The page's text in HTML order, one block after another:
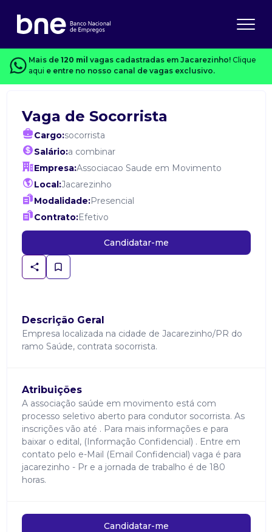
Mais de 120 mil vagas cadastradas em Jacarezinho! Clique
aqui e entre no nosso canal de vagas exclusivo.
Vaga de Socorrista
Cargo:socorrista
Salário:a combinar
Empresa:Associacao Saude em Movimento
Local:Jacarezinho
Modalidade:Presencial
Contrato:Efetivo
Candidatar-me
Descrição Geral
Empresa localizada na cidade de Jacarezinho/PR do
ramo Saúde, contrata socorrista.
Atribuições
A associação saúde em movimento está com
processo seletivo aberto para condutor socorrista. As
inscrições vão até . Para mais informações e para
baixar o edital, (Informação Confidencial) . Entre em
contato pelo e-Mail (Email Confidencial) vaga é para
jacarezinho - Pr e a jornada de trabalho é de 180
horas.
Candidatar-me